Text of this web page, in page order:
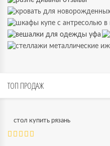
ТОП ПРОДАЖ
стол купить рязань